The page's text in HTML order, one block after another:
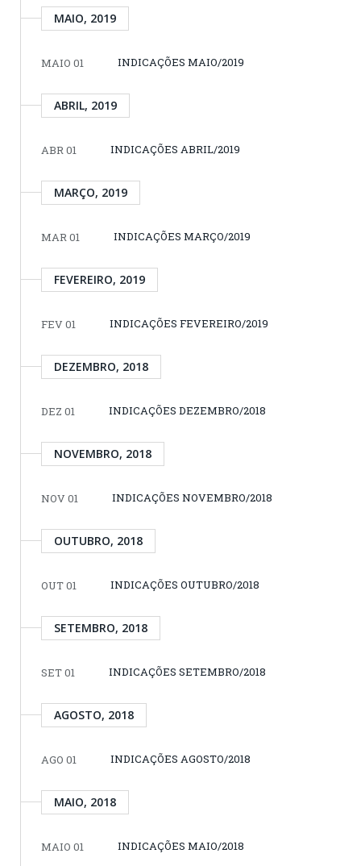
MAIO, 2019
MAIO 01 INDICAÇÕES MAIO/2019
ABRIL, 2019
ABR 01 INDICAÇÕES ABRIL/2019
MARÇO, 2019
MAR 01 INDICAÇÕES MARÇO/2019
FEVEREIRO, 2019
FEV 01 INDICAÇÕES FEVEREIRO/2019
DEZEMBRO, 2018
DEZ 01 INDICAÇÕES DEZEMBRO/2018
NOVEMBRO, 2018
NOV 01 INDICAÇÕES NOVEMBRO/2018
OUTUBRO, 2018
OUT 01 INDICAÇÕES OUTUBRO/2018
SETEMBRO, 2018
SET 01 INDICAÇÕES SETEMBRO/2018
AGOSTO, 2018
AGO 01 INDICAÇÕES AGOSTO/2018
MAIO, 2018
MAIO 01 INDICAÇÕES MAIO/2018